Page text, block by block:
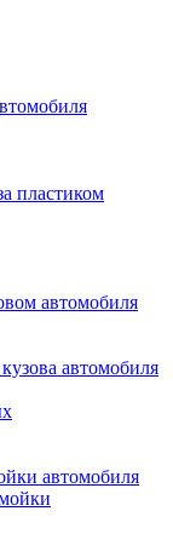
пластиком
автомобиля
автомобиля
автомобиля